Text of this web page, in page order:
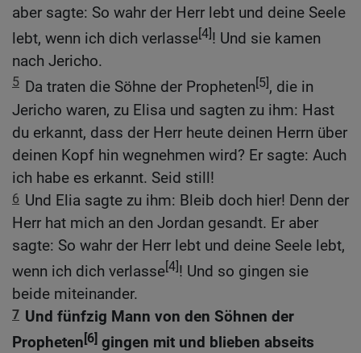
aber sagte: So wahr der Herr lebt und deine Seele
lebt, wenn ich dich verlasse[4]! Und sie kamen
nach Jericho.
5 Da traten die Söhne der Propheten[5], die in
Jericho waren, zu Elisa und sagten zu ihm: Hast
du erkannt, dass der Herr heute deinen Herrn über
deinen Kopf hin wegnehmen wird? Er sagte: Auch
ich habe es erkannt. Seid still!
6 Und Elia sagte zu ihm: Bleib doch hier! Denn der
Herr hat mich an den Jordan gesandt. Er aber
sagte: So wahr der Herr lebt und deine Seele lebt,
wenn ich dich verlasse[4]! Und so gingen sie
beide miteinander.
7 Und fünfzig Mann von den Söhnen der
Propheten[6] gingen mit und blieben abseits